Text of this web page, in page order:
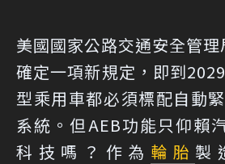
美國國家公路交通安全管理
確定一項新規定，即到
型乘用車都必須標配自動
系統。但AEB功能只仰賴
科技嗎？作為 輪胎 製